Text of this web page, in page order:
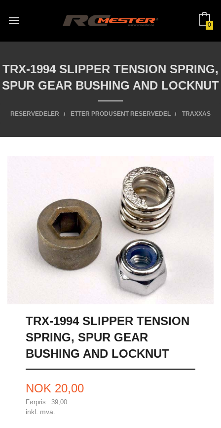
innholdet
0
TRX-1994 SLIPPER TENSION SPRING,
SPUR GEAR BUSHING AND LOCKNUT
RESERVEDELER ETTER PRODUSENT RESERVEDEL TRAXXAS
TRX-1994 SLIPPER TENSION
SPRING, SPUR GEAR
BUSHING AND LOCKNUT
Tilbud
NOK 20,00
Førpris: 39,00
Rabatt
inkl. mva.